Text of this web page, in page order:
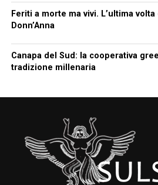
Feriti a morte ma vivi. L’ultima
Donn’Anna
Canapa del Sud: la cooperativa
tradizione millenaria